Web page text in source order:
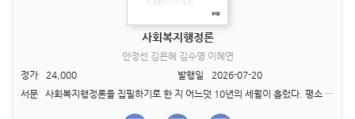
사회복지행정론
안정선 김은혜 김수영 이혜연
정가
24,000 발행일
2026-07-20
서문 사회복지행정론을 집필하기로 한 지 어느덧 10년의 세월이 흘렀다. 평소 약속을 잘 지키는 편에 속하는 사람임에도, 이번만큼은 중간에 집필을 포기할까 하는 생각마저 들기도 했다. 사회복..